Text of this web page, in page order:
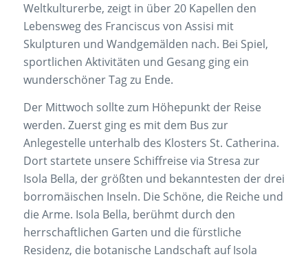
Weltkulturerbe, zeigt in über 20 Kapellen den
Lebensweg des Franciscus von Assisi mit
Skulpturen und Wandgemälden nach. Bei Spiel,
sportlichen Aktivitäten und Gesang ging ein
wunderschöner Tag zu Ende.
Der Mittwoch sollte zum Höhepunkt der Reise
werden. Zuerst ging es mit dem Bus zur
Anlegestelle unterhalb des Klosters St. Catherina.
Dort startete unsere Schiffreise via Stresa zur
Isola Bella, der größten und bekanntesten der drei
borromäischen Inseln. Die Schöne, die Reiche und
die Arme. Isola Bella, berühmt durch den
herrschaftlichen Garten und die fürstliche
Residenz, die botanische Landschaft auf Isola